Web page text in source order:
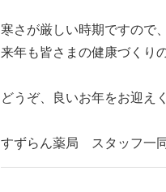
寒さが厳しい時期ですので
来年も皆さまの健康づくり
どうぞ、良いお年をお迎え
すずらん薬局 スタッフ一同